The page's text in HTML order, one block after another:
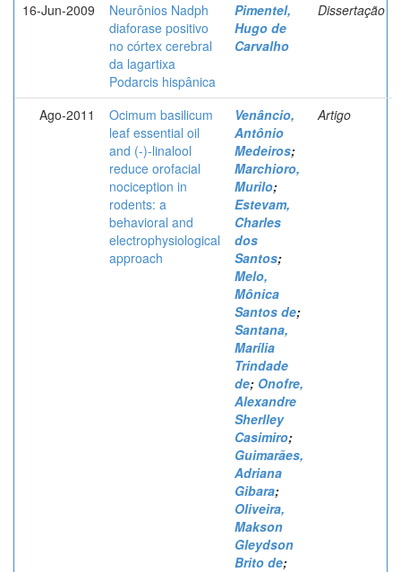
16-Jun-2009
Neurônios Nadph
diaforase positivo
no córtex cerebral
da lagartixa
Podarcis hispânica
Pimentel,
Hugo de
Carvalho
Dissertação
Ago-2011
Ocimum basilicum
leaf essential oil
and (-)-linalool
reduce orofacial
nociception in
rodents: a
behavioral and
electrophysiological
approach
Venâncio,
Antônio
Medeiros;
Marchioro,
Murilo;
Estevam,
Charles
dos
Santos;
Melo,
Mônica
Santos de;
Santana,
Marília
Trindade
de; Onofre,
Alexandre
Sherlley
Casimiro;
Guimarães,
Adriana
Gibara;
Oliveira,
Makson
Gleydson
Brito de;
Artigo